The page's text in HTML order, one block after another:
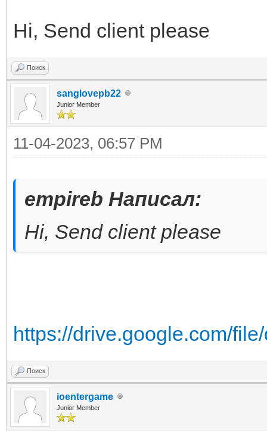
Hi, Send client please
Поиск
sanglovepb22
Junior Member
11-04-2023, 06:57 PM
empireb Написал:
Hi, Send client please
https://drive.google.com/
Поиск
ioentergame
Junior Member